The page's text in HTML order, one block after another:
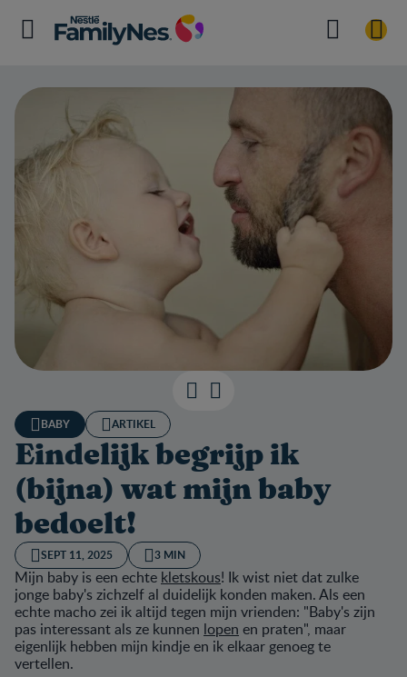
BABY ARTIKEL
Eindelijk begrijp ik
(bijna) wat mijn baby
bedoelt!
SEPT 11, 2025 3 MIN
Mijn baby is een echte kletskous! Ik wist niet dat zulke
jonge baby's zichzelf al duidelijk konden maken. Als een
echte macho zei ik altijd tegen mijn vrienden: "Baby's zijn
pas interessant als ze kunnen lopen en praten", maar
eigenlijk hebben mijn kindje en ik elkaar genoeg te
vertellen.